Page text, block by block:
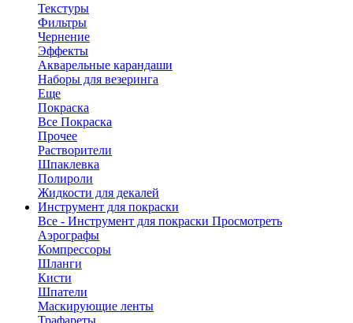
Текстуры
Фильтры
Чернение
Эффекты
Акварельные карандаши
Наборы для везеринга
Еще
Покраска
Все Покраска
Прочее
Растворители
Шпаклевка
Полироли
Жидкости для декалей
Инструмент для покраски
Все - Инструмент для покраски Просмотреть
Аэрографы
Компрессоры
Шланги
Кисти
Шпатели
Маскирующие ленты
Трафареты